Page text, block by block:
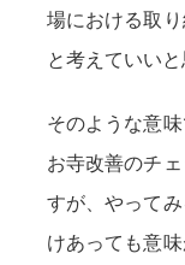
場における取
と考えていいと
そのような意
お寺改善のチ
すが、やって
けあっても意